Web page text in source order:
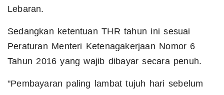
Lebaran.
Sedangkan ketentuan THR tahun ini sesuai
Peraturan Menteri Ketenagakerjaan Nomor 6
Tahun 2016 yang wajib dibayar secara penuh.
"Pembayaran paling lambat tujuh hari sebelum